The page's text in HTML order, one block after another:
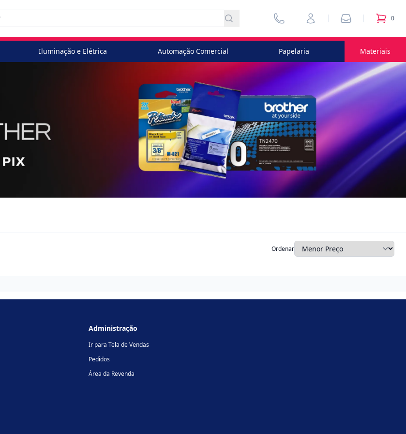
VendedoresMinha ContaPedidos 0
itens
Iluminação e Elétrica Automação Comercial Papelaria Materiais
Ordenar
Administração
Ir para Tela de Vendas
Pedidos
Área da Revenda